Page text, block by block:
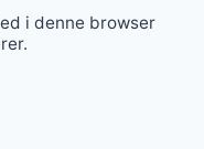
i denne browser